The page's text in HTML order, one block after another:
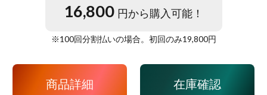
16,800 円から購入可能！
※100回分割払いの場合。初回のみ19,800円
商品詳細 在庫確認